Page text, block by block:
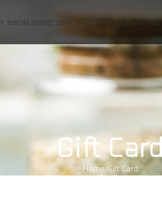
פוריותהריון / לידהפורמולות הרמב"םהחזון שלנוצור
Gift
Home Gift Card